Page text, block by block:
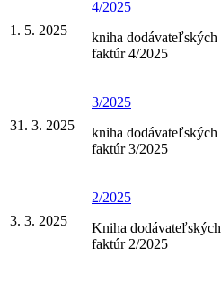
1. 5. 2025
4/2025
kniha dodávateľských
faktúr 4/2025
31. 3. 2025
3/2025
kniha dodávateľských
faktúr 3/2025
3. 3. 2025
2/2025
Kniha dodávateľských
faktúr 2/2025